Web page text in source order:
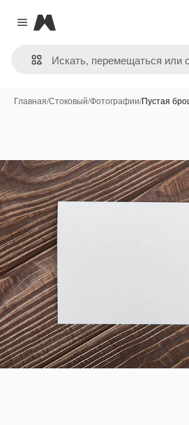
Close menu
Magnific
Главная/Стоковый/Фотографии/Пустая